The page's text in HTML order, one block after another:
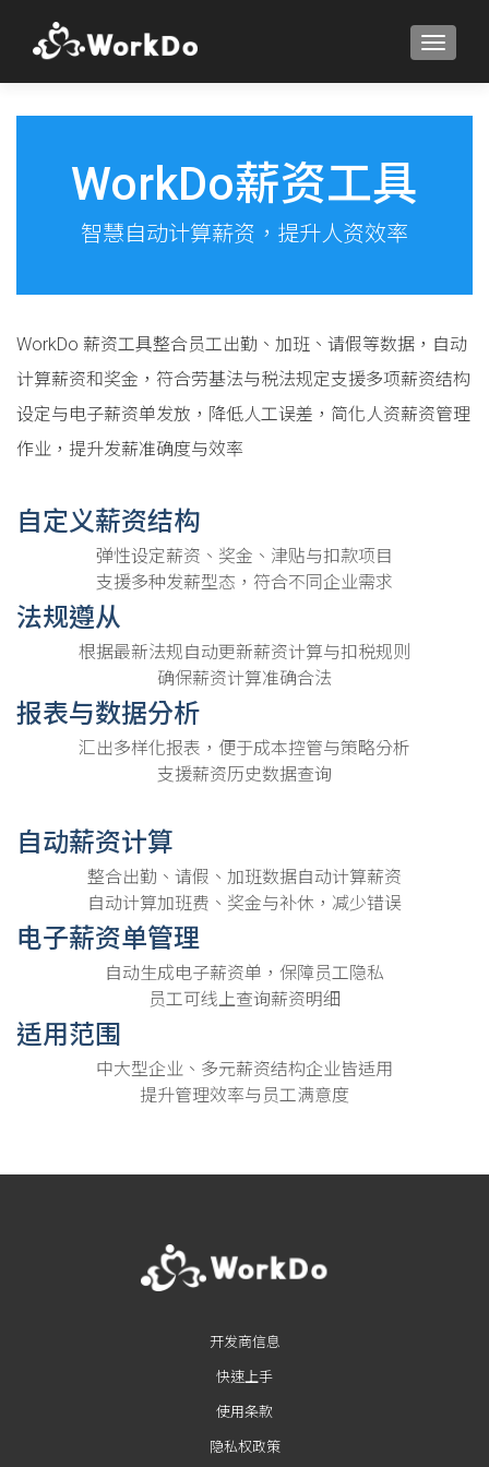
WorkDo薪资工具
智慧自动计算薪资，提升人资效率
WorkDo 薪资工具整合员工出勤、加班、请假等数据，自动
计算薪资和奖金，符合劳基法与税法规定支援多项薪资结构
设定与电子薪资单发放，降低人工误差，简化人资薪资管理
作业，提升发薪准确度与效率
自定义薪资结构
弹性设定薪资、奖金、津贴与扣款项目
支援多种发薪型态，符合不同企业需求
法规遵从
根据最新法规自动更新薪资计算与扣税规则
确保薪资计算准确合法
报表与数据分析
汇出多样化报表，便于成本控管与策略分析
支援薪资历史数据查询
自动薪资计算
整合出勤、请假、加班数据自动计算薪资
自动计算加班费、奖金与补休，减少错误
电子薪资单管理
自动生成电子薪资单，保障员工隐私
员工可线上查询薪资明细
适用范围
中大型企业、多元薪资结构企业皆适用
提升管理效率与员工满意度
开发商信息
快速上手
使用条款
隐私权政策